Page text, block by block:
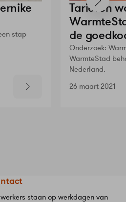
stap
Tarieven
de
Onderzoek:
WarmteStad
Nederland.
26 maart 2021
staan op werkdagen van